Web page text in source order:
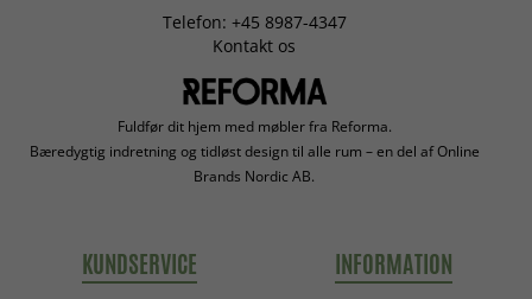
Telefon: +45 8987-4347
Kontakt os
Fuldfør dit hjem med møbler fra Reforma.
Bæredygtig indretning og tidløst design til alle rum – en del af Online
Brands Nordic AB.
KUNDSERVICE INFORMATION